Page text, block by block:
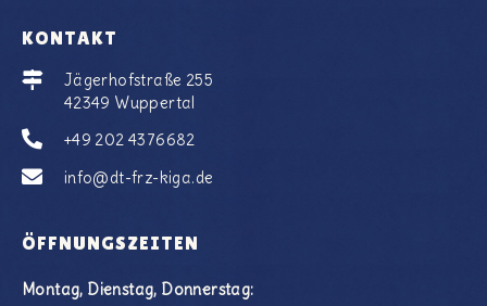
KONTAKT
Jägerhofstraße 255
42349 Wuppertal
+49 202 4376682
info@dt-frz-kiga.de
ÖFFNUNGSZEITEN
Montag, Dienstag, Donnerstag: